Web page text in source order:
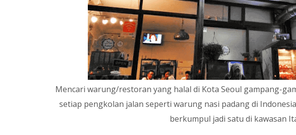
Mencari warung/restoran yang halal di Kota Seoul gampang-
setiap pengkolan jalan seperti warung nasi padang di
berkumpul jadi satu di kawasan